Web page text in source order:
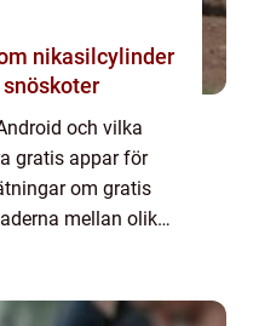
nikasilcylinder
och vilka
gratis appar för
om gratis
mellan olika